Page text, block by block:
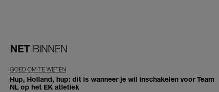
NET BINNEN
GOED OM TE WETEN
Hup, Holland, hup: dit is wanneer je wil inschakelen voor Team
NL op het EK atletiek